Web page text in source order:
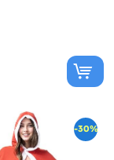
-30%